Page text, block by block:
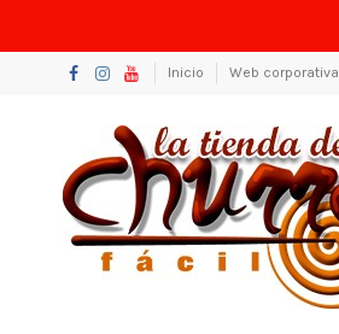
Inicio Web corporativa